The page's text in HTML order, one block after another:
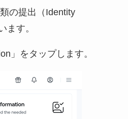
の提出（Identity
ます。
」をタップします。